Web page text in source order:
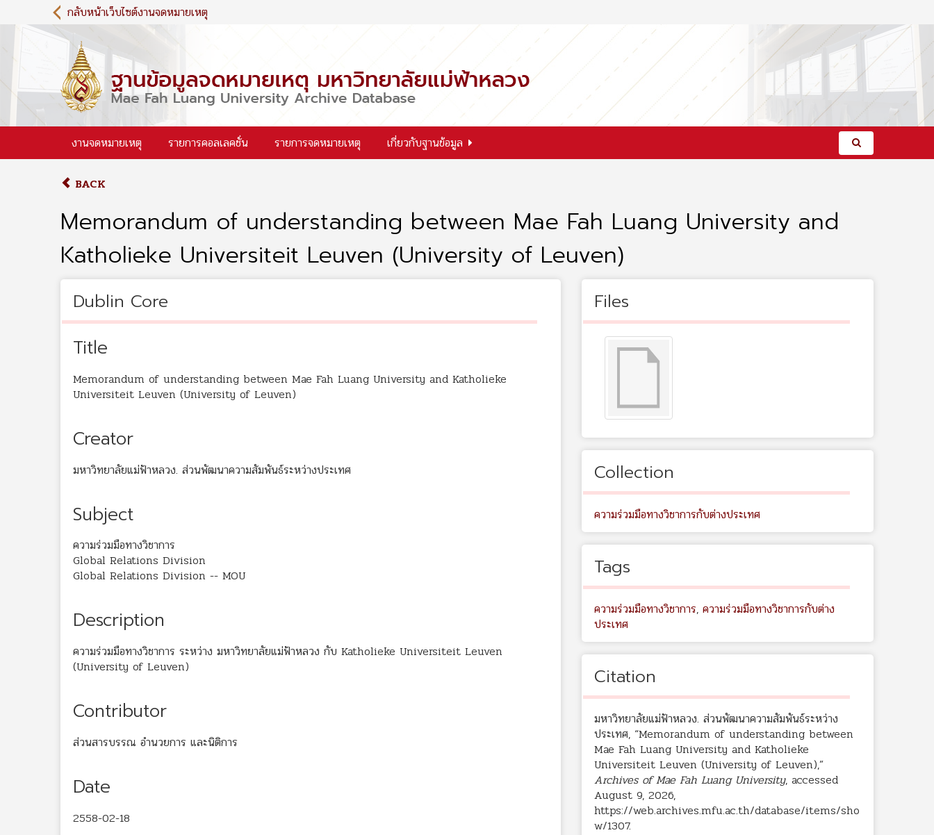
i
c
กลับหน้าเว็บไซต์งานจดหมายเหตุ
งานจดหมายเหตุ รายการคอลเลคชั่น รายการจดหมายเหตุ เกี่ยวกับฐานข้อมูล
BACK
Memorandum of understanding between Mae Fah Luang University and
Katholieke Universiteit Leuven (University of Leuven)
Dublin Core
Title
Memorandum of understanding between Mae Fah Luang University and Katholieke
Universiteit Leuven (University of Leuven)
Creator
มหาวิทยาลัยแม่ฟ้าหลวง. ส่วนพัฒนาความสัมพันธ์ระหว่างประเทศ
Subject
ความร่วมมือทางวิชาการ
Global Relations Division
Global Relations Division -- MOU
Description
ความร่วมมือทางวิชาการ ระหว่าง มหาวิทยาลัยแม่ฟ้าหลวง กับ Katholieke Universiteit Leuven
(University of Leuven)
Contributor
ส่วนสารบรรณ อำนวยการ และนิติการ
Date
2558-02-18
Files
Collection
ความร่วมมือทางวิชาการกับต่างประเทศ
Tags
ความร่วมมือทางวิชาการ, ความร่วมมือทางวิชาการกับต่าง
ประเทศ
Citation
มหาวิทยาลัยแม่ฟ้าหลวง. ส่วนพัฒนาความสัมพันธ์ระหว่าง
ประเทศ, “Memorandum of understanding between
Mae Fah Luang University and Katholieke
Universiteit Leuven (University of Leuven),”
Archives of Mae Fah Luang University, accessed
August 9, 2026,
https://web.archives.mfu.ac.th/database/items/sho
w/1307.